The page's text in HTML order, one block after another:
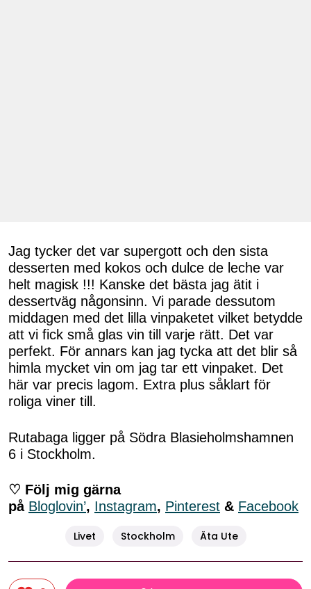
Jag tycker det var supergott och den sista
desserten med kokos och dulce de leche var
helt magisk !!! Kanske det bästa jag ätit i
dessertväg någonsinn. Vi parade dessutom
middagen med det lilla vinpaketet vilket betydde
att vi fick små glas vin till varje rätt. Det var
perfekt. För annars kan jag tycka att det blir så
himla mycket vin om jag tar ett vinpaket. Det
här var precis lagom. Extra plus såklart för
roliga viner till.
Rutabaga ligger på Södra Blasieholmshamnen
6 i Stockholm.
♡ Följ mig gärna
på Bloglovin’, Instagram, Pinterest & Facebook
Livet Stockholm Äta Ute